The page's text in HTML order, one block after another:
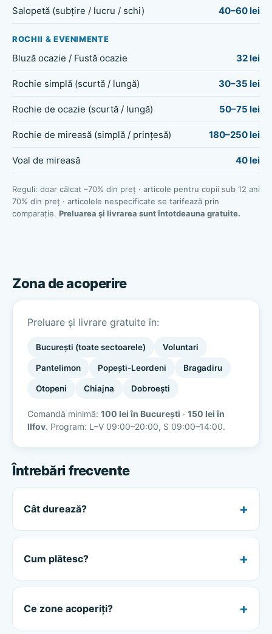
Salopetă (subțire / lucru / schi) 40–60 lei
ROCHII & EVENIMENTE
Bluză ocazie / Fustă ocazie 32 lei
Rochie simplă (scurtă / lungă) 30–35 lei
Rochie de ocazie (scurtă / lungă) 50–75 lei
Rochie de mireasă (simplă / prințesă) 180–250 lei
Voal de mireasă 40 lei
Reguli: doar călcat –70% din preț · articole pentru copii sub 12 ani
70% din preț · articolele nespecificate se tarifează prin
comparație. Preluarea și livrarea sunt întotdeauna gratuite.
Zona de acoperire
Preluare și livrare gratuite în:
București (toate sectoarele) Voluntari
Pantelimon Popești-Leordeni Bragadiru
Otopeni Chiajna Dobroești
Comandă minimă: 100 lei în București · 150 lei în
Ilfov. Program: L–V 09:00–20:00, S 09:00–14:00.
Întrebări frecvente
Cât durează?
Cum plătesc?
Ce zone acoperiți?